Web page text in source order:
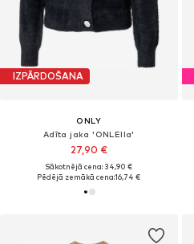
IZPĀRDOŠANA
ONLY
Adīta jaka 'ONLElla'
27,90 €
Sākotnējā cena: 34,90 €
Pēdējā zemākā cena:16,74 €